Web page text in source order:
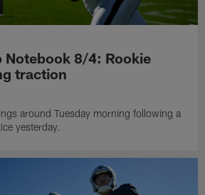
Notebook 8/4: Rookie
traction
around Tuesday morning following a
yesterday.